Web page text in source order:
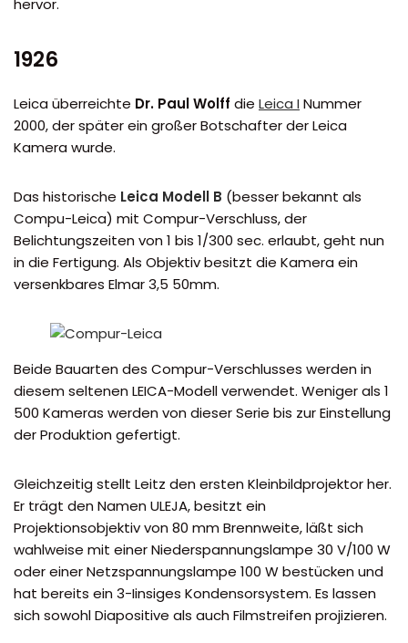
hervor.
1926
Leica überreichte Dr. Paul Wolff die Leica INummer
2000, der später ein großer Botschafter der Leica
Kamera wurde.
Das historische Leica Modell B (besser bekannt als
Compu-Leica) mit Compur-Verschluss, der
Belichtungszeiten von 1 bis 1/300 sec. erlaubt, geht nun
in die Fertigung. Als Objektiv besitzt die Kamera ein
versenkbares Elmar 3,5 50mm.
Beide Bauarten des Compur-Verschlusses werden in
diesem seltenen LEICA-Modell verwendet. Weniger als 1
500 Kameras werden von dieser Serie bis zur Einstellung
der Produktion gefertigt.
Gleichzeitig stellt Leitz den ersten Kleinbildprojektor her.
Er trägt den Namen ULEJA, besitzt ein
Projektionsobjektiv von 80 mm Brennweite, läßt sich
wahlweise mit einer Niederspannungslampe 30 V/100 W
oder einer Netzspannungslampe 100 W bestücken und
hat bereits ein 3-Iinsiges Kondensorsystem. Es lassen
sich sowohl Diapositive als auch Filmstreifen projizieren.